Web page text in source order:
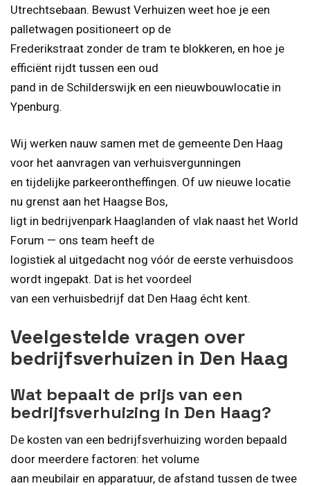
Utrechtsebaan. Bewust Verhuizen weet hoe je een
palletwagen positioneert op de
Frederikstraat zonder de tram te blokkeren, en hoe je
efficiënt rijdt tussen een oud
pand in de Schilderswijk en een nieuwbouwlocatie in
Ypenburg.
Wij werken nauw samen met de gemeente Den Haag
voor het aanvragen van verhuisvergunningen
en tijdelijke parkeerontheffingen. Of uw nieuwe locatie
nu grenst aan het Haagse Bos,
ligt in bedrijvenpark Haaglanden of vlak naast het World
Forum — ons team heeft de
logistiek al uitgedacht nog vóór de eerste verhuisdoos
wordt ingepakt. Dat is het voordeel
van een verhuisbedrijf dat Den Haag écht kent.
Veelgestelde vragen over
bedrijfsverhuizen in Den Haag
Wat bepaalt de prijs van een
bedrijfsverhuizing in Den Haag?
De kosten van een bedrijfsverhuizing worden bepaald
door meerdere factoren: het volume
aan meubilair en apparatuur, de afstand tussen de twee